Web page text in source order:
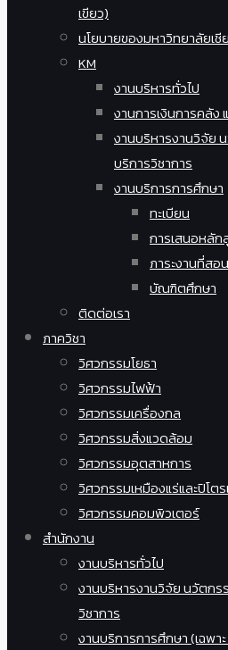
เขียว)
นโยบายของมหาวิทยาลัยเชี
KM
งานบริหารทั่วไป
งานการเงินการคลัง
งานบริหารงานวิจัย
บริการวิชาการ
งานบริการการศึกษา
ทะเบียน
การเสนอหลัก
ภาระงานที่สอ
บัณฑิตศึกษา
ติดต่อเรา
ภาควิชา
วิศวกรรมโยธา
วิศวกรรมไฟฟ้า
วิศวกรรมเครื่องกล
วิศวกรรมสิ่งแวดล้อม
วิศวกรรมอุตสาหการ
วิศวกรรมเหมืองแร่และปิโต
วิศวกรรมคอมพิวเตอร์
สำนักงาน
งานบริหารทั่วไป
งานบริหารงานวิจัย นวัตกร
วิชาการ
งานบริการการศึกษา (เฉพา